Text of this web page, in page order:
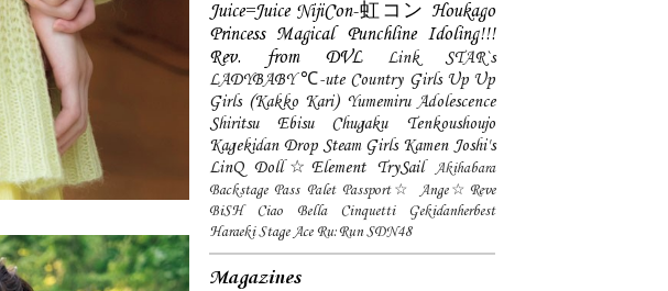
Juice=Juice NijiCon-虹コン Houkago
Princess Magical Punchline Idoling!!!
Rev. from DVL
Link STAR`s
LADYBABY ℃-ute Country Girls Up Up
Girls (Kakko Kari) Yumemiru Adolescence
Shiritsu Ebisu Chugaku
Tenkoushoujo
Kagekidan Drop Steam Girls Kamen Joshi's
LinQ Doll☆Element TrySail
Akihabara
Backstage Pass Palet Passport☆
Ange☆Reve
BiSH
Ciao Bella Cinquetti
Gekidanherbest
Haraeki Stage Ace Ru:Run SDN48
Magazines